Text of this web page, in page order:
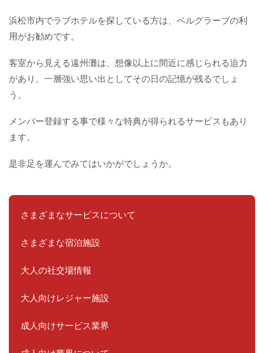
浜松市内でラブホテルを探している方は、ベルグラーブの利
用がお勧めです。
客室から見える遠州灘は、想像以上に間近に感じられる迫力
があり、一層強い思い出としてその日の記憶が残るでしょ
う。
メンバー登録する事で様々な特典が得られるサービスもあり
ます。
是非足を運んでみてはいかがでしょうか。
さまざまなサービスについて
さまざまな宿泊施設
大人の社交場情報
大人向けレジャー施設
成人向けサービス業界